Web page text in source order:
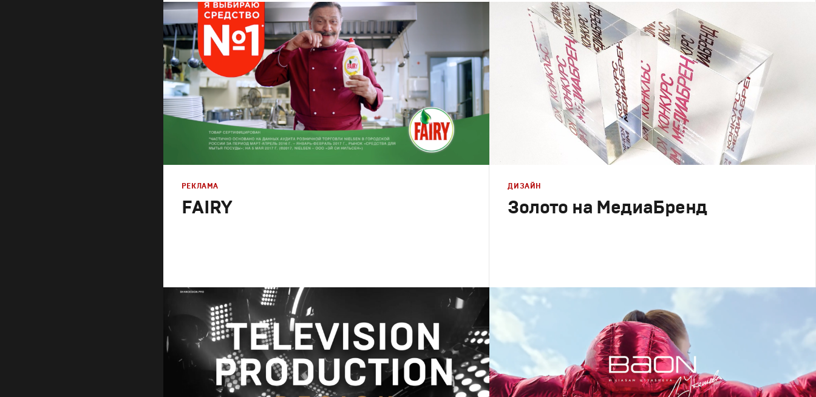
Дизайн ,Реклама
Графический дизайн,Креатив,Продакшн
Брендинг, Дизайн Реклама
Спортивный брендинг,Графический дизайн,Моушн-дизайн
Продакшн
FAIRY
Реклама
Креатив Продакшн
РЕКЛАМА
Золото на МедиаБренд
Брендинг
Корпоративный брендинг,Сет дизайн,Креатив
ДИЗАЙН